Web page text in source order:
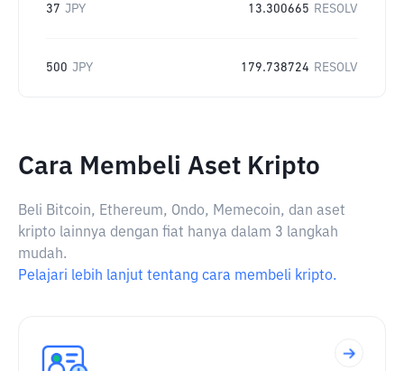
37 JPY 13.300665 RESOLV
500 JPY 179.738724 RESOLV
Cara Membeli Aset Kripto
Beli Bitcoin, Ethereum, Ondo, Memecoin, dan aset
kripto lainnya dengan fiat hanya dalam 3 langkah
mudah.
Pelajari lebih lanjut tentang cara membeli kripto.